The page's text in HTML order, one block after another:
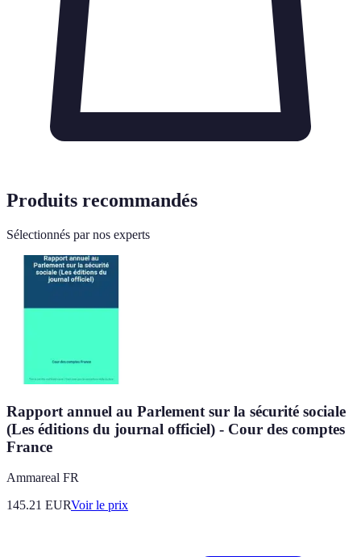
Produits recommandés
Sélectionnés par nos experts
Rapport annuel au Parlement sur la sécurité sociale
(Les éditions du journal officiel) - Cour des comptes
France
Ammareal FR
145.21 EURVoir le prix